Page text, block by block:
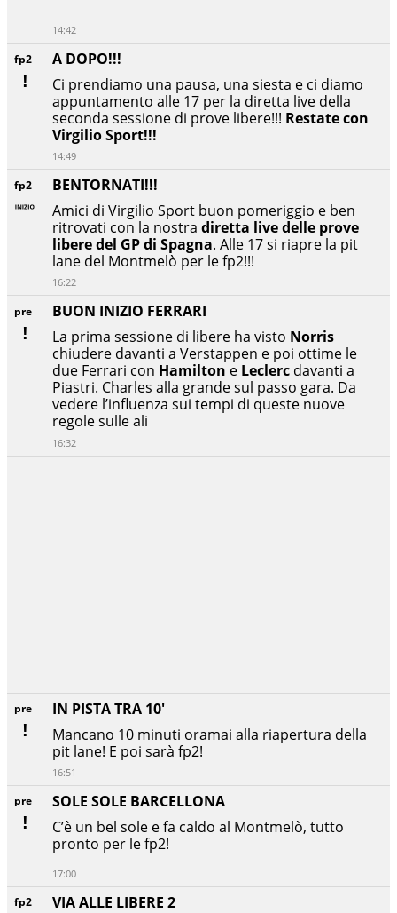
fp2
VIA ALLE LIBERE 2
pre
SOLE SOLE BARCELLONA
C’è un bel sole e fa caldo al Montmelò, tutto
pronto per le fp2!
17:00
pre
IN PISTA TRA 10'
Mancano 10 minuti oramai alla riapertura della
pit lane! E poi sarà fp2!
16:51
pre
BUON INIZIO FERRARI
La prima sessione di libere ha visto Norris
chiudere davanti a Verstappen e poi ottime le
due Ferrari con Hamilton e Leclerc davanti a
Piastri. Charles alla grande sul passo gara. Da
vedere l’influenza sui tempi di queste nuove
regole sulle ali
16:32
fp2
BENTORNATI!!!
Amici di Virgilio Sport buon pomeriggio e ben
ritrovati con la nostra diretta live delle prove
libere del GP di Spagna. Alle 17 si riapre la pit
lane del Montmelò per le fp2!!!
16:22
fp2
A DOPO!!!
Ci prendiamo una pausa, una siesta e ci diamo
appuntamento alle 17 per la diretta live della
seconda sessione di prove libere!!! Restate con
Virgilio Sport!!!
14:49
14:42